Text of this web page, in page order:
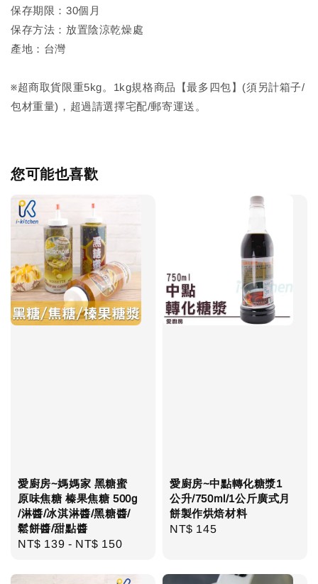
保存期限：30個月
保存方法：放置陰涼乾燥處
產地：台灣
※超商取貨限重5kg。1kg規格商品【最多四包】(須另計箱子/
包材重量)，超過請選擇宅配/郵寄運送。
您可能也喜歡
愛廚房~媽媽家 黑糖蜜
原味焦糖 榛果焦糖 500g
/淋醬/冰淇淋醬/黑糖醬/
鬆餅醬/甜點醬
Regular
NT$ 139 - NT$ 150
愛廚房~中點轉化糖漿1
公升/750ml/1公斤廣式月
餅製作烘焙材料
Regular
NT$ 145